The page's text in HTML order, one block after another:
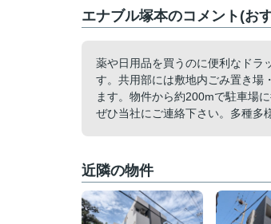
エナブル塚本のコメント(お
薬や日用品を買うのに便利なドラ
す。共用部には敷地内ごみ置き場
ます。物件から約200mで駐車場
ぜひ当社にご連絡下さい。多種多
近隣の物件